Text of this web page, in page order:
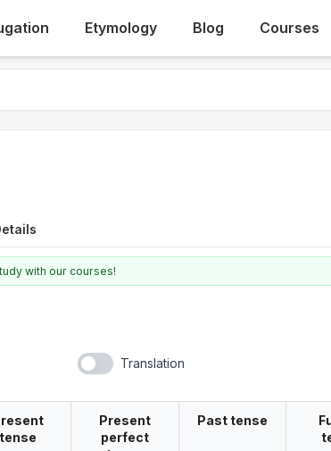
Etymology Blog Courses
with our courses!
Translation
tense
Present
perfect
Past tense